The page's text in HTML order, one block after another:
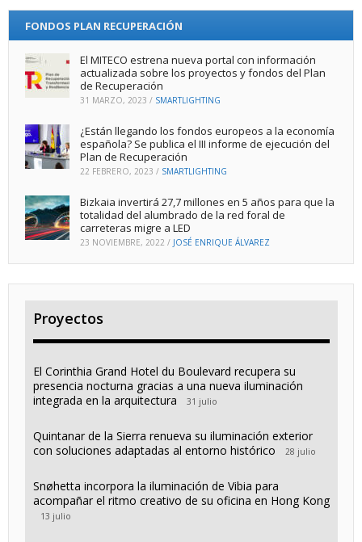
FONDOS PLAN RECUPERACIÓN
El MITECO estrena nueva portal con información
actualizada sobre los proyectos y fondos del Plan
de Recuperación
31 MARZO, 2023 / SMARTLIGHTING
¿Están llegando los fondos europeos a la economía
española? Se publica el III informe de ejecución del
Plan de Recuperación
22 FEBRERO, 2023 / SMARTLIGHTING
Bizkaia invertirá 27,7 millones en 5 años para que la
totalidad del alumbrado de la red foral de
carreteras migre a LED
23 NOVIEMBRE, 2022 / JOSÉ ENRIQUE ÁLVAREZ
Proyectos
El Corinthia Grand Hotel du Boulevard recupera su
presencia nocturna gracias a una nueva iluminación
integrada en la arquitectura
31 julio
Quintanar de la Sierra renueva su iluminación exterior
con soluciones adaptadas al entorno histórico
28 julio
Snøhetta incorpora la iluminación de Vibia para
acompañar el ritmo creativo de su oficina en Hong Kong
13 julio